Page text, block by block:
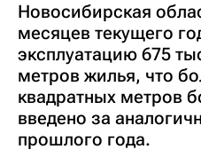
Новосибирская
месяцев текущего
эксплуатацию 675
метров жилья, что
квадратных метров
введено за
прошлого года.